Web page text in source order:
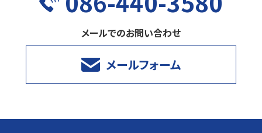
メールでのお問い合わせ
メールフォーム